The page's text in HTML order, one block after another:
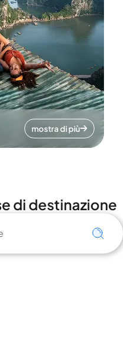
mostra di più
di destinazione